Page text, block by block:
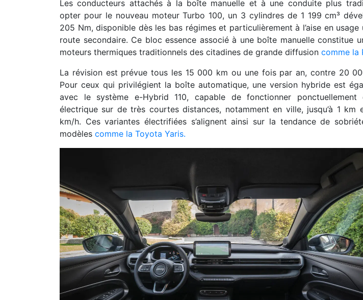
Les conducteurs attachés à la boîte manuelle et à une conduite plus
opter pour le nouveau moteur Turbo 100, un 3 cylindres de 1 199 cm³
205 Nm, disponible dès les bas régimes et particulièrement à l’aise en usage
route secondaire. Ce bloc essence associé à une boîte manuelle constitue
moteurs thermiques traditionnels des citadines de grande diffusion comme la
La révision est prévue tous les 15 000 km ou une fois par an, contre 20
Pour ceux qui privilégient la boîte automatique, une version hybride est
avec le système e-Hybrid 110, capable de fonctionner
électrique sur de très courtes distances, notamment en ville, jusqu’à 1 km
km/h. Ces variantes électrifiées s’alignent ainsi sur la tendance de
modèles comme la Toyota Yaris.